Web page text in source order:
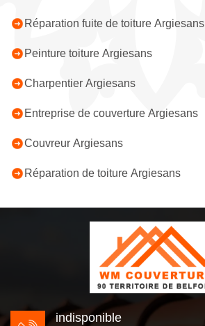
Réparation fuite de toiture Argiesans
Peinture toiture Argiesans
Charpentier Argiesans
Entreprise de couverture Argiesans
Couvreur Argiesans
Réparation de toiture Argiesans
indisponible